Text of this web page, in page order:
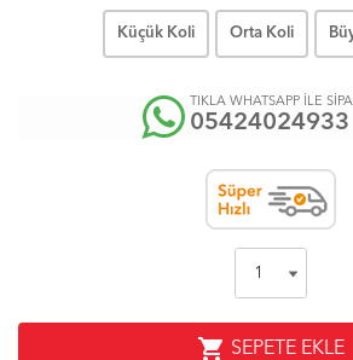
Küçük Koli Orta Koli
TIKLA WHATSAPP İLE
05424024933
shopping_cart SEPETE EKLE